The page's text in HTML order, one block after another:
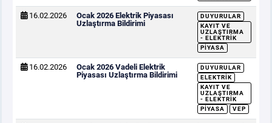
16.02.2026
Ocak 2026 Elektrik Piyasası
Uzlaştırma Bildirimi
DUYURULAR
KAYIT VE
UZLAŞTIRMA
- ELEKTRIK
PIYASA
16.02.2026
Ocak 2026 Vadeli Elektrik
Piyasası Uzlaştırma Bildirimi
DUYURULAR
ELEKTRIK
KAYIT VE
UZLAŞTIRMA
- ELEKTRIK
PIYASA
VEP